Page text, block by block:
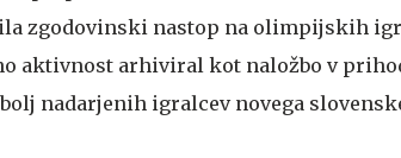
zgodovinski nastop na olimpijskih
aktivnost arhiviral kot naložbo v
nadarjenih igralcev novega